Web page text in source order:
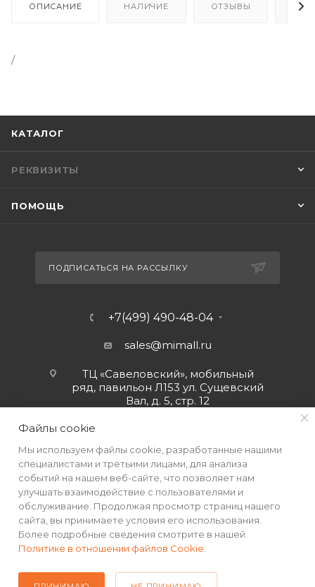
ОПИСАНИЕ НАЛИЧИЕ ОТЗЫВЫ
/
КАТАЛОГ
РЕКВИЗИТЫ
ПОМОЩЬ
ПОДПИСАТЬСЯ НА РАССЫЛКУ
+7(499) 490-48-04
sales@mimall.ru
ТЦ «Савеловский», мобильный
ряд, павильон Л153 ул. Сущевский
Вал, д. 5, стр. 12
2026 © Интернет-магазин MiMall® • Не является публичной
офертой • 2026 г.
Файлы cookie
Мы используем файлы cookie, разработанные нашими
специалистами и третьими лицами, для анализа
событий на нашем веб-сайте, что позволяет нам
улучшать взаимодействие с пользователями и
обслуживание. Продолжая просмотр страниц нашего
сайта, вы принимаете условия его использования.
Более подробные сведения смотрите в нашей
Политике в отношении файлов Cookie